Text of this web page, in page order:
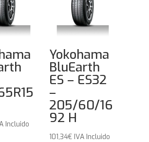
Incluido
Yokohama
BluEarth
ES – ES32
–
205/60/16
92 H
101,34€ IVA Incluido